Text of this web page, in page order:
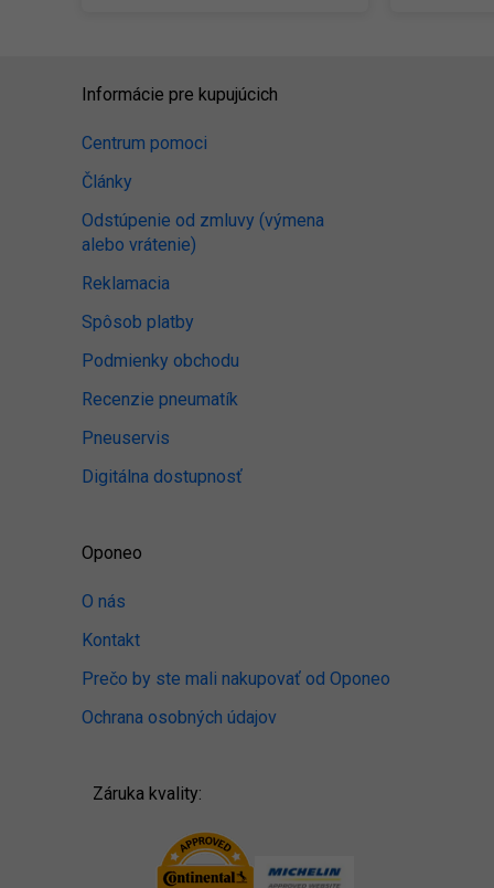
Informácie pre kupujúcich
Centrum pomoci
Články
Odstúpenie od zmluvy (výmena
alebo vrátenie)
Reklamacia
Spôsob platby
Podmienky obchodu
Recenzie pneumatík
Pneuservis
Digitálna dostupnosť
Oponeo
O nás
Kontakt
Prečo by ste mali nakupovať od Oponeo
Ochrana osobných údajov
Záruka kvality: